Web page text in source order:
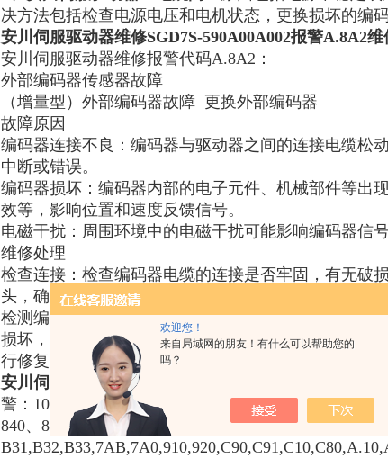
欢迎您！
来自局域网的朋友！有什么可以帮助您的
吗？
决方法包括检查电源电压和电机状态，更换损坏的编
安川伺服驱动器维修SGD7S-590A00A002报警A.8A2维
安川伺服驱动器维修报警代码A.8A2：
外部编码器传感器故障
（增量型）外部编码器故障 更换外部编码器
故障原因
编码器连接不良：编码器与驱动器之间的连接电缆松
中断或错误。
编码器损坏：编码器内部的电子元件、机械部件等出
效等，影响位置和速度反馈信号。
电磁干扰：周围环境中的电磁干扰可能影响编码器信
维修处理
检查连接：检查编码器电缆的连接是否牢固，有无破
头，确保接触良好。如有损坏的电缆，应及时更换。
检测编码器：使用编码器测试仪对编码器进行检测，
损坏，根据具体情况进行维修或更换。对于一些简单
行修复；对于电子元件损坏的情况，通常需要更换整个
安川伺服驱动器常见故障
：无显示、缺相、过流、过
警：100、101、320、330、400、410、510、520、710
840、850、860、870、880、